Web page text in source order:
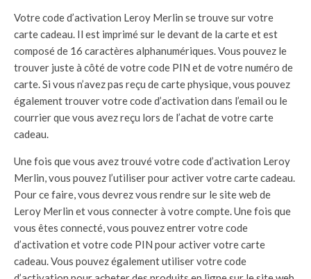
Votre code d’activation Leroy Merlin se trouve sur votre
carte cadeau. Il est imprimé sur le devant de la carte et est
composé de 16 caractères alphanumériques. Vous pouvez le
trouver juste à côté de votre code PIN et de votre numéro de
carte. Si vous n’avez pas reçu de carte physique, vous pouvez
également trouver votre code d’activation dans l’email ou le
courrier que vous avez reçu lors de l’achat de votre carte
cadeau.
Une fois que vous avez trouvé votre code d’activation Leroy
Merlin, vous pouvez l’utiliser pour activer votre carte cadeau.
Pour ce faire, vous devrez vous rendre sur le site web de
Leroy Merlin et vous connecter à votre compte. Une fois que
vous êtes connecté, vous pouvez entrer votre code
d’activation et votre code PIN pour activer votre carte
cadeau. Vous pouvez également utiliser votre code